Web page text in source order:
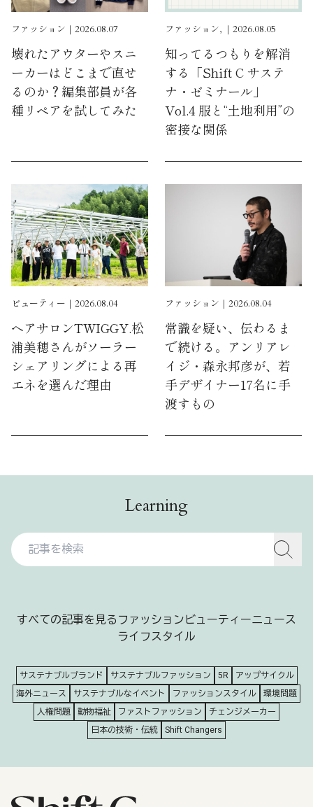
ファッション｜2026.08.07
壊れたアウターやスニ
ーカーはどこまで直せ
るのか？編集部員が各
種リペアを試してみた
ファッション, ｜2026.08.05
知ってるつもりを解消
する「Shift C サステ
ナ・ゼミナール」
Vol.4 服と“土地利用”の
密接な関係
ビューティー｜2026.08.04
ヘアサロンTWIGGY.松
浦美穂さんがソーラー
シェアリングによる再
エネを選んだ理由
ファッション｜2026.08.04
常識を疑い、伝わるま
で続ける。アンリアレ
イジ・森永邦彦が、若
手デザイナー17名に手
渡すもの
Learning
すべての記事を見る ファッションビューティーニュース
ライフスタイル
サステナブルブランド サステナブルファッション 5R
アップサイクル
海外ニュース
サステナブルなイベント ファッションスタイル
環境問題
人権問題
動物福祉 ファストファッション
チェンジメーカー
日本の技術・伝統
Shift Changers